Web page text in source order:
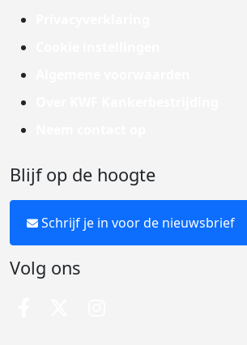
Blijf op de hoogte
Schrijf je in voor de nieuwsbrief
Volg ons